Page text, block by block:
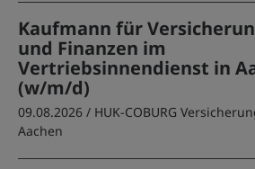
Kaufmann für
und Finanzen im
Vertriebsinnendienst in
(w/m/d)
09.08.2026 / HUK-COBURG
Aachen